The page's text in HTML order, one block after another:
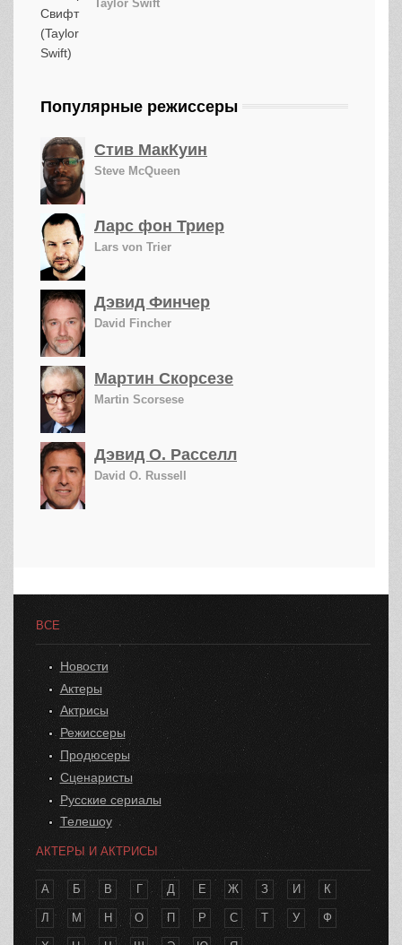
Taylor Swift
Популярные режиссеры
Стив МакКуин
Steve McQueen
Ларс фон Триер
Lars von Trier
Дэвид Финчер
David Fincher
Мартин Скорсезе
Martin Scorsese
Дэвид О. Расселл
David O. Russell
ВСЕ
Новости
Актеры
Актрисы
Режиссеры
Продюсеры
Сценаристы
Русские сериалы
Телешоу
АКТЕРЫ И АКТРИСЫ
А Б В Г Д Е Ж З И К
Л М Н О П Р С Т У Ф